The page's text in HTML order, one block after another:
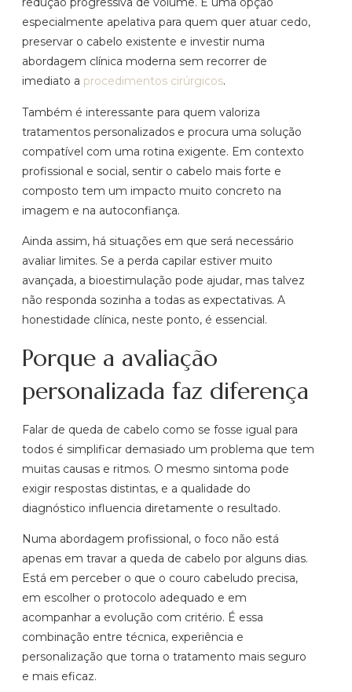
especialmente apelativa para quem quer atuar cedo,
preservar o cabelo existente e investir numa
abordagem clínica moderna sem recorrer de
imediato a procedimentos cirúrgicos.
Também é interessante para quem valoriza
tratamentos personalizados e procura uma solução
compatível com uma rotina exigente. Em contexto
profissional e social, sentir o cabelo mais forte e
composto tem um impacto muito concreto na
imagem e na autoconfiança.
Ainda assim, há situações em que será necessário
avaliar limites. Se a perda capilar estiver muito
avançada, a bioestimulação pode ajudar, mas talvez
não responda sozinha a todas as expectativas. A
honestidade clínica, neste ponto, é essencial.
Porque a avaliação
personalizada faz diferença
Falar de queda de cabelo como se fosse igual para
todos é simplificar demasiado um problema que tem
muitas causas e ritmos. O mesmo sintoma pode
exigir respostas distintas, e a qualidade do
diagnóstico influencia diretamente o resultado.
Numa abordagem profissional, o foco não está
apenas em travar a queda de cabelo por alguns dias.
Está em perceber o que o couro cabeludo precisa,
em escolher o protocolo adequado e em
acompanhar a evolução com critério. É essa
combinação entre técnica, experiência e
personalização que torna o tratamento mais seguro
e mais eficaz.